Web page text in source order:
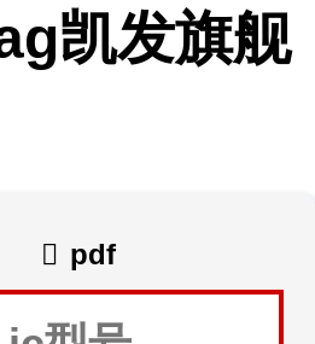
凯发旗舰
pdf